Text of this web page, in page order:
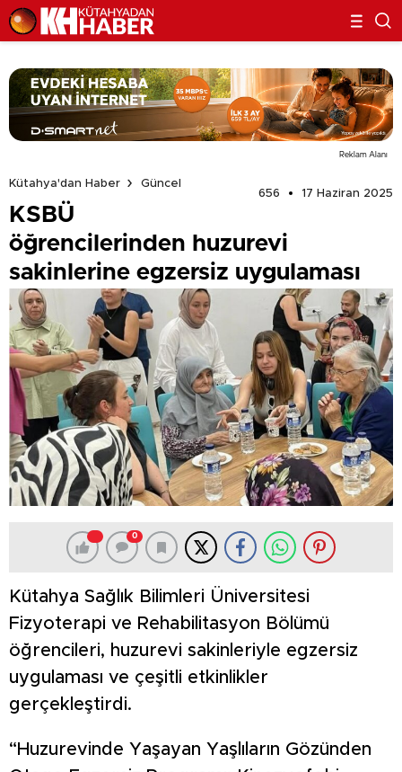
Reklam Alanı
Kütahya'dan Haber
Güncel
656
17 Haziran 2025
KSBÜ
öğrencilerinden huzurevi
sakinlerine egzersiz uygulaması
0
Kütahya Sağlık Bilimleri Üniversitesi
Fizyoterapi ve Rehabilitasyon Bölümü
öğrencileri, huzurevi sakinleriyle egzersiz
uygulaması ve çeşitli etkinlikler
gerçekleştirdi.
“Huzurevinde Yaşayan Yaşlıların Gözünden